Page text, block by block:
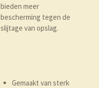
bieden meer
bescherming tegen de
slijtage van opslag.
Gemaakt van sterk